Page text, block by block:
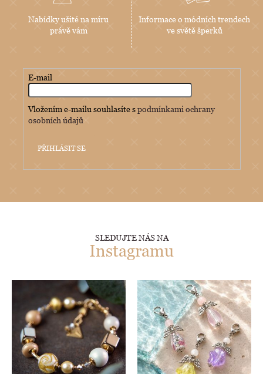
Nabídky ušité na míru
právě vám
Informace o módních trendech
ve světě šperků
E-mail
Vložením e-mailu souhlasíte spodmínkami ochrany
osobních údajů
PŘIHLÁSIT SE
SLEDUJTE NÁS NA
Instagramu